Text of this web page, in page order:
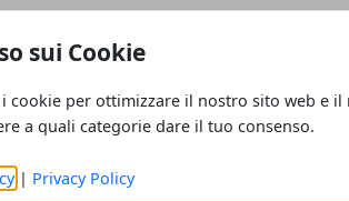
sui Cookie
cookie per ottimizzare il nostro sito web e il
a quali categorie dare il tuo consenso.
| Privacy Policy
feste: tante idee e tutorial per
tante idee stupende per creare veri
uncinetto per imparare nuove tecniche